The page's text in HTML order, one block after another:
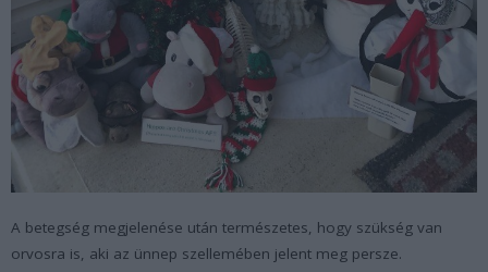
A betegség megjelenése után természetes, hogy szükség van
orvosra is, aki az ünnep szellemében jelent meg persze.